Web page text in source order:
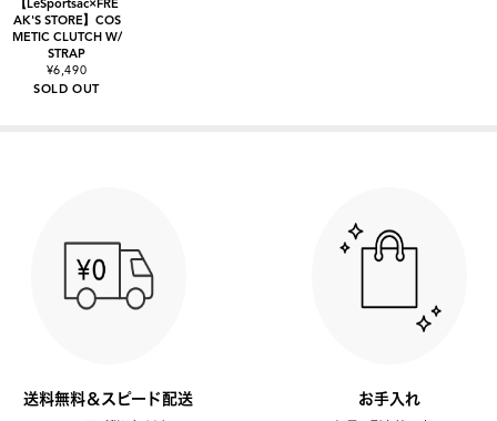
【LeSportsac×FRE
AK'S STORE】COS
METIC CLUTCH W/
STRAP
¥6,490
SOLD OUT
送料無料＆スピード配送 お手入れ